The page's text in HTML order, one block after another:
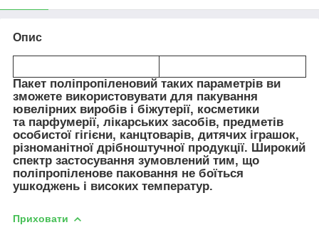
Опис
Пакет поліпропіленовий таких параметрів ви
зможете використовувати для пакування
ювелірних виробів і біжутерії, косметики
та парфумерії, лікарських засобів, предметів
особистої гігієни, канцтоварів, дитячих іграшок,
різноманітної дрібноштучної продукції. Широкий
спектр застосування зумовлений тим, що
поліпропіленове паковання не боїться
ушкоджень і високих температур.
Приховати